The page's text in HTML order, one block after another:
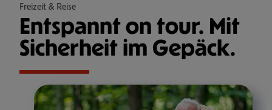
Freizeit & Reise
Ent­spannt on tour. Mit
Sicher­heit im Gepäck.